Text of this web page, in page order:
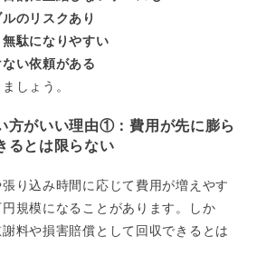
のリスクあり
駄になりやすい
い依頼がある
しょう。
方がいい理由①：費用が先に膨ら
るとは限らない
り込み時間に応じて費用が増えやす
規模になることがあります。しか
料や損害賠償として回収できるとは